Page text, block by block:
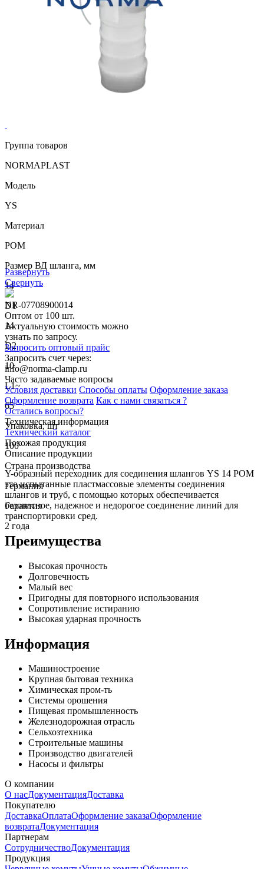
Группа товаров
NORMAPLAST
Модель
YS
Материал
POM
Размер ВД шланга, мм
14
D1
14
D2
10
L1~
65
Упаковка, шт
100
Страна производства
Германия
Гарантия
2 года
Развернуть
Свернуть
NR-07708900014
Оптом от 100 шт.
Актуальную стоимость можно
узнать по запросу.
Запросить оптовый прайс
Запросить счет через:
info@norma-clamp.ru
Часто задаваемые вопросы
Условия доставки Способы оплаты Оформление заказа
Оформление возврата Как с нами связаться ?
Остались вопросы?
Техническая информация
Технический каталог
Похожая продукция
Описание продукции
Y-образный переходник для соединения шлангов YS 14 POM
это испытанные пластмассовые элементы соединения
шлангов и труб, с помощью которых обеспечивается
безопасное, надежное и недорогое соединение линий для
транспортировки сред.
Преимущества
Высокая прочность
Долговечность
Малый вес
Пригодны для повторного использования
Сопротивление истиранию
Высокая ударная прочность
Информация
Машиностроение
Крупная бытовая техника
Химическая пром-ть
Системы орошения
Пищевая промышленность
Железнодорожная отрасль
Сельхозтехника
Строительные машины
Производство двигателей
Насосы и фильтры
О компании
О насДокументацияДоставка
Покупателю
ДоставкаОплатаОформление заказаОформление
возвратаДокументация
Партнерам
СотрудничествоДокументация
Продукция